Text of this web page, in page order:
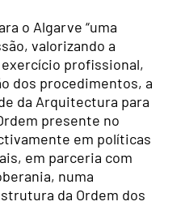
o Algarve “uma
valorizando a
profissional,
dos procedimentos, a
da Arquitectura para
presente no
em políticas
em parceria com
numa
da Ordem dos